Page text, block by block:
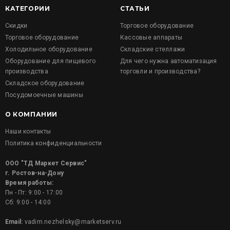
КАТЕГОРИИ
Скидки
Торговое оборудование
Холодильное оборудование
Оборудование для пищевого
производства
Складское оборудование
Посудомоечные машины
СТАТЬИ
Торговое оборудование
Кассовые аппараты
Складские стеллажи
Для чего нужна автоматизация
торговли и производства?
О КОМПАНИИ
Наши контакты
Политика конфиденциальности
ООО "ТД Маркет Сервис"
г. Ростов-на-Дону
Время работы:
Пн - Пт: 9:00 - 17:00
Сб: 9:00 - 14:00
Email: vadim.nezhelsky@marketserv.ru